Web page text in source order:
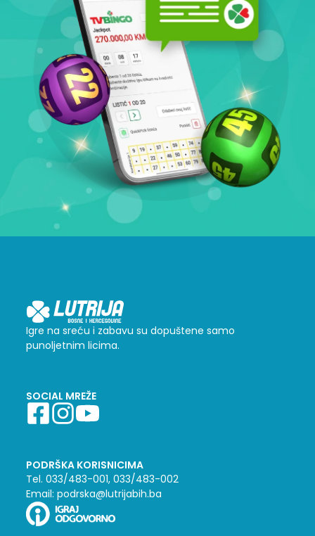
Igre na sreću i zabavu su dopuštene samo
punoljetnim licima.
SOCIAL MREŽE
PODRŠKA KORISNICIMA
Tel. 033/483-001, 033/483-002
Email: podrska@lutrijabih.ba